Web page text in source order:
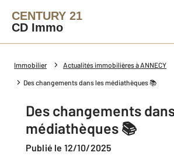
CENTURY 21
CD Immo
Immobilier Actualités immobilières à ANNECY
Des changements dans les médiathèques 📚
Des changements
médiathèques 📚
Publié le 12/10/2025